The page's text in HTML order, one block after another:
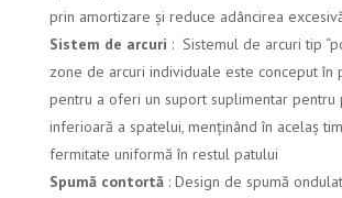
prin amortizare și reduce adâncirea
Sistem de arcuri : Sistemul de arcuri tip
zone de arcuri individuale este conceput în
pentru a oferi un suport suplimentar pentru
inferioară a spatelui, menținând în acelaș
fermitate uniformă în restul patului
Spumă contortă : Design de spumă